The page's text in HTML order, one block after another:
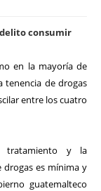
delito consumir
en la mayoría de
tenencia de drogas
entre los cuatro
tratamiento y la
es mínima y
guatemalteco